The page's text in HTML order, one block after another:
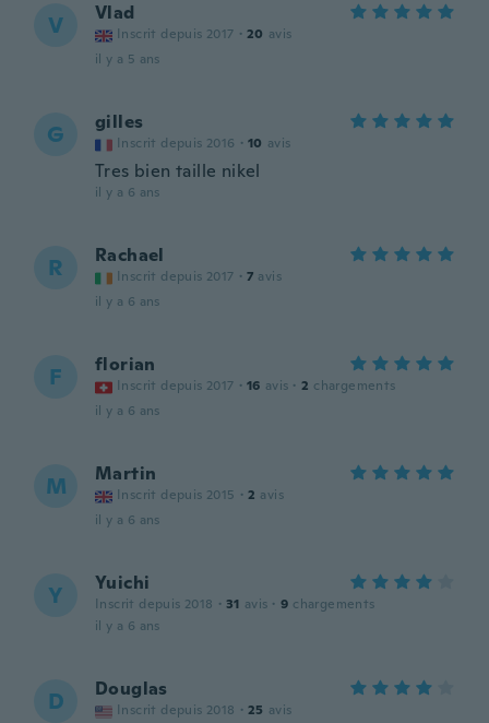
V Vlad
Inscrit depuis 2017 · 20 avis
il y a 5 ans
G gilles
Inscrit depuis 2016 · 10 avis
Tres bien taille nikel
il y a 6 ans
R Rachael
Inscrit depuis 2017 · 7 avis
il y a 6 ans
F florian
Inscrit depuis 2017 · 16 avis · 2 chargements
il y a 6 ans
M Martin
Inscrit depuis 2015 · 2 avis
il y a 6 ans
Y Yuichi
Inscrit depuis 2018 · 31 avis · 9 chargements
il y a 6 ans
D Douglas
Inscrit depuis 2018 · 25 avis